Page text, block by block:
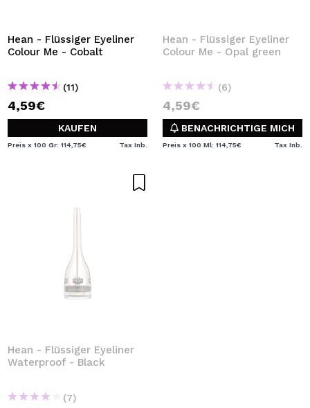
Hean - Flüssiger Eyeliner
Colour Me - Cobalt
(11)
4,59€
KAUFEN
Preis x 100 Gr: 114,75€ Tax Inb.
Hean - Flüssiger Eyeliner
Colour Me - Opal green
(6)
4,59€
BENACHRICHTIGE MICH
Preis x 100 Ml: 114,75€ Tax Inb.
Hean - Flüssiger Eyeliner
Waterproof - Black
(7)